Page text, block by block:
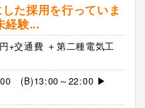
た採用を行っていま
経験...
+交通費 ＋第二種電気工
(B)13:00～22:00 ▶